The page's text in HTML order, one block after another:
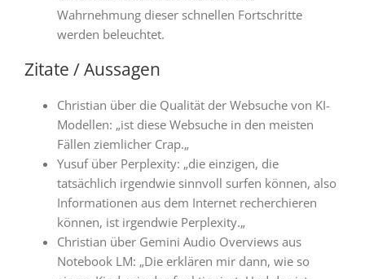
Wahrnehmung dieser schnellen Fortschritte
werden beleuchtet.
Zitate / Aussagen
Christian über die Qualität der Websuche von KI-
Modellen: „ist diese Websuche in den meisten
Fällen ziemlicher Crap.„
Yusuf über Perplexity: „die einzigen, die
tatsächlich irgendwie sinnvoll surfen können, also
Informationen aus dem Internet recherchieren
können, ist irgendwie Perplexity.„
Christian über Gemini Audio Overviews aus
Notebook LM: „Die erklären mir dann, wie so